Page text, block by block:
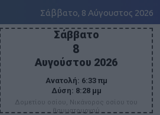
Σάββατο, 8 Αύγουστος 2026
Σάββατο
8
Αυγούστου 2026
Ανατολή: 6:33 πμ
Δύση: 8:28 μμ
Δομετίου οσίου, Νικάνορος οσίου του
θαυματουργού